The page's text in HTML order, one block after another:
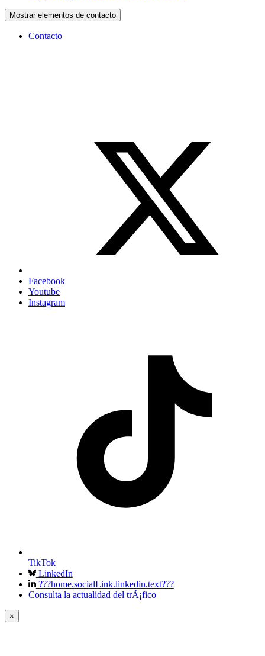
Mostrar elementos de contacto
Contacto
Facebook
Youtube
Instagram
TikTok
LinkedIn
???home.socialLink.linkedin.text???
Consulta la actualidad del trÃ¡fico
×